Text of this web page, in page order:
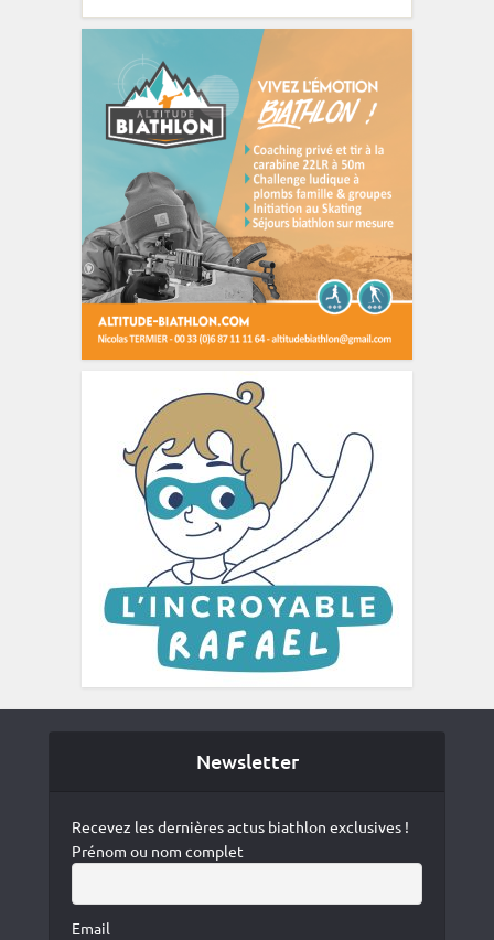
Newsletter
Recevez les dernières actus biathlon exclusives !
Prénom ou nom complet
Email